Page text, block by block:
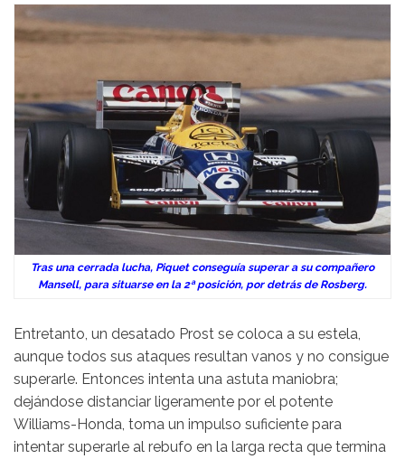
Tras una cerrada lucha, Piquet conseguía superar a su compañero
Mansell, para situarse en la 2ª posición, por detrás de Rosberg.
Entretanto, un desatado Prost se coloca a su estela,
aunque todos sus ataques resultan vanos y no consigue
superarle. Entonces intenta una astuta maniobra;
dejándose distanciar ligeramente por el potente
Williams-Honda, toma un impulso suficiente para
intentar superarle al rebufo en la larga recta que termina